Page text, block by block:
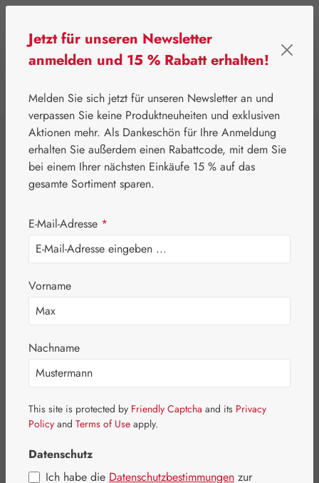
Leitner Lifecare Aromatherapie Embamed®
Tannenzapfenöl
Bildergalerie überspringen
Jetzt für unseren Newsletter
anmelden und 15 % Rabatt erhalten!
Melden Sie sich jetzt für unseren Newsletter an und
verpassen Sie keine Produktneuheiten und exklusiven
Aktionen mehr. Als Dankeschön für Ihre Anmeldung
erhalten Sie außerdem einen Rabattcode, mit dem Sie
bei einem Ihrer nächsten Einkäufe 15 % auf das
gesamte Sortiment sparen.
E-Mail-Adresse *
Vorname
Nachname
This site is protected by Friendly Captcha and its Privacy
Policy and Terms of Use apply.
Datenschutz
Ich habe die Datenschutzbestimmungen zur